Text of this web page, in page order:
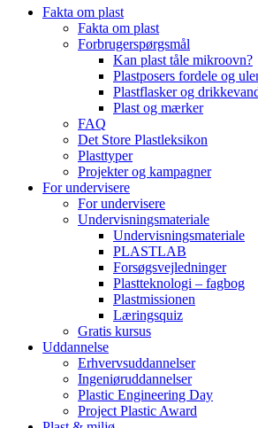
Fakta om plast
Fakta om plast
Forbrugerspørgsmål
Kan plast tåle mikroovn?
Plastposers fordele og
Plastflasker og
Plast og mærker
FAQ
Det Store Plastleksikon
Plasttyper
Projekter og kampagner
For undervisere
For undervisere
Undervisningsmateriale
Undervisningsmateriale
PLASTLAB
Forsøgsvejledninger
Plastteknologi – fagbog
Plastmissionen
Læringsquiz
Gratis kursus
Uddannelse
Erhvervsuddannelser
Ingeniøruddannelser
Plastic Engineering Day
Project Plastic Award